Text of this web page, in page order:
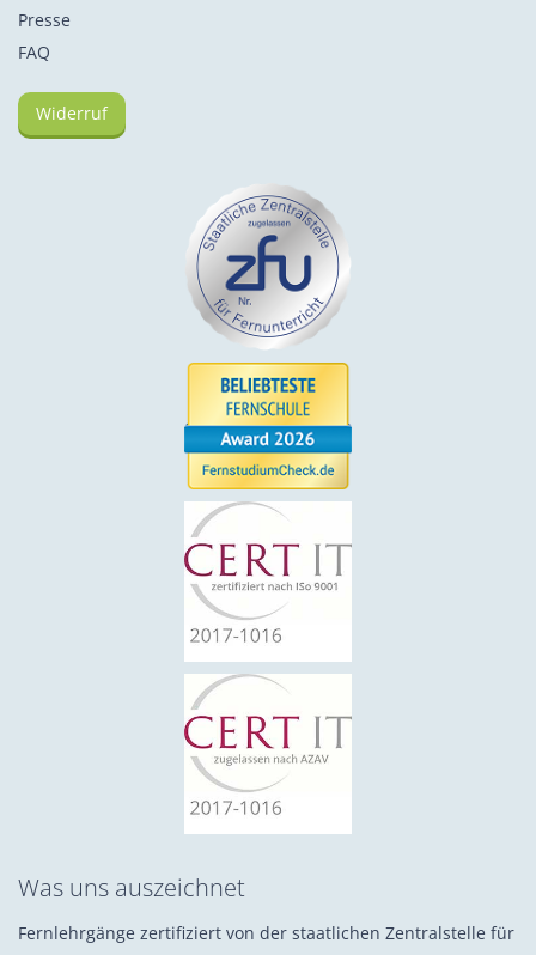
Presse
FAQ
Widerruf
Was uns auszeichnet
Fernlehrgänge zertifiziert von der staatlichen Zentralstelle für